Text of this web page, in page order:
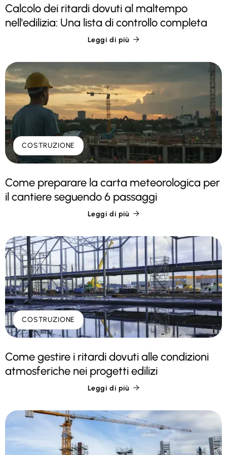
Calcolo dei ritardi dovuti al maltempo
nell'edilizia: Una lista di controllo completa
Leggi di più 
COSTRUZIONE
Come preparare la carta meteorologica per
il cantiere seguendo 6 passaggi
Leggi di più 
COSTRUZIONE
Come gestire i ritardi dovuti alle condizioni
atmosferiche nei progetti edilizi
Leggi di più 